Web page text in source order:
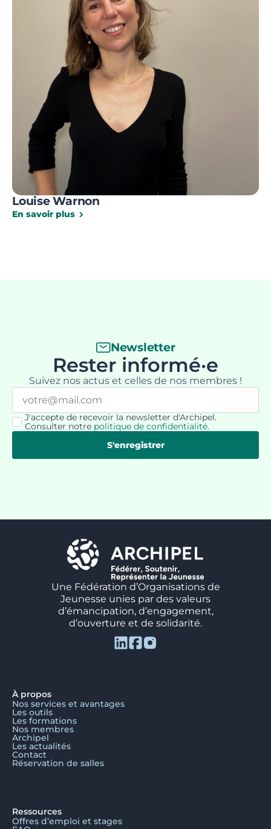
Louise Warnon
En savoir plus
Newsletter
Rester informé·e
Suivez nos actus et celles de nos membres !
Email
RGPD
*
J'accepte de recevoir la newsletter d'Archipel.
Consulter notre politique de confidentialité.
S'enregistrer
Une Fédération d’Organisations de
Jeunesse unies par des valeurs
d’émancipation, d’engagement,
d’ouverture et de solidarité.
À propos
Nos services et avantages
Les outils
Les formations
Nos membres
Archipel
Les actualités
Contact
Réservation de salles
Ressources
Offres d’emploi et stages